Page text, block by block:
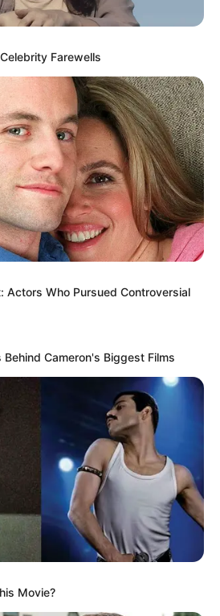
Farewells
Actors Who Pursued Controversial
Cameron's Biggest Films
Movie?